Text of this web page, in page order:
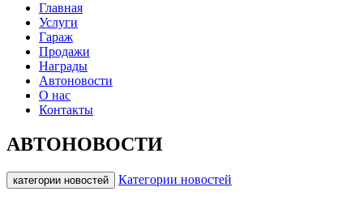
Главная
Услуги
Гараж
Продажи
Награды
Автоновости
О нас
Контакты
АВТОНОВОСТИ
категории новостей Категории новостей